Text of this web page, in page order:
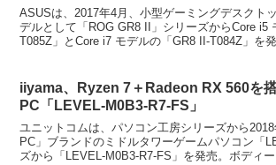
ASUSは、2017年4月、小型ゲーミングデスクト
デルとして「ROG GR8 II」シリーズからCore i5
T085Z」とCore i7 モデルの「GR8 II-T084Z」を
iiyama、Ryzen 7＋Radeon RX 560を
PC「LEVEL-M0B3-R7-FS」
ユニットコムは、パソコン工房シリーズから
PC」ブランドのミドルタワーゲームパソコン「
ズから「LEVEL-M0B3-R7-FS」を発売。ボディー